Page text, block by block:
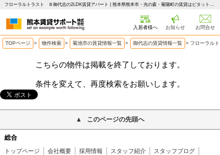
フローラルトラスト Ｂ御代志の2LDK賃貸アパート | 熊本県熊本市・光の森・菊陽町の賃貸はピタットハウス 熊本賃貸サポート
入居者様へ お知らせ お問合せ
TOPページ > 物件検索 > 菊池市の賃貸情報一覧 > 御代志の賃貸情報一覧 > フローラル
こちらの物件は掲載を終了しております。
条件を変えて、再度検索をお願いします。
このページの先頭へ
総合
トップページ 会社概要 採用情報 スタッフ紹介
スタッフブログ